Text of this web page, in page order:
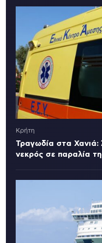
Κρήτη
Τραγωδία στα Χανιά:
νεκρός σε παραλία